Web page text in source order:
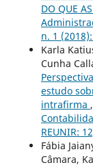
DO QUE
n. 1
Karla
Cunha
estudo
intrafirma ,
REUNIR:
Fábia
Câmara,